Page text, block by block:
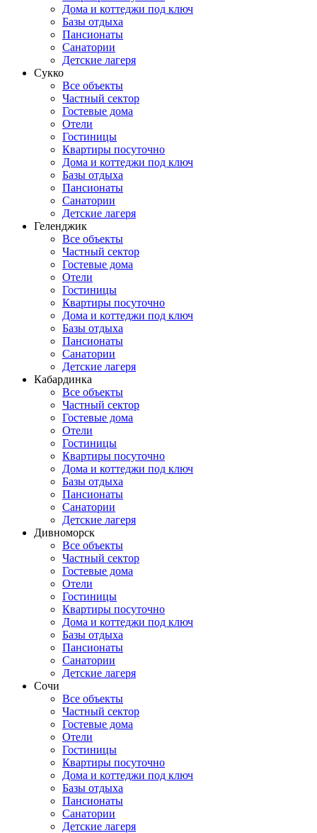
Дома и коттеджи под ключ
Базы отдыха
Пансионаты
Санатории
Детские лагеря
Сукко
Все объекты
Частный сектор
Гостевые дома
Отели
Гостиницы
Квартиры посуточно
Дома и коттеджи под ключ
Базы отдыха
Пансионаты
Санатории
Детские лагеря
Геленджик
Все объекты
Частный сектор
Гостевые дома
Отели
Гостиницы
Квартиры посуточно
Дома и коттеджи под ключ
Базы отдыха
Пансионаты
Санатории
Детские лагеря
Кабардинка
Все объекты
Частный сектор
Гостевые дома
Отели
Гостиницы
Квартиры посуточно
Дома и коттеджи под ключ
Базы отдыха
Пансионаты
Санатории
Детские лагеря
Дивноморск
Все объекты
Частный сектор
Гостевые дома
Отели
Гостиницы
Квартиры посуточно
Дома и коттеджи под ключ
Базы отдыха
Пансионаты
Санатории
Детские лагеря
Сочи
Все объекты
Частный сектор
Гостевые дома
Отели
Гостиницы
Квартиры посуточно
Дома и коттеджи под ключ
Базы отдыха
Пансионаты
Санатории
Детские лагеря